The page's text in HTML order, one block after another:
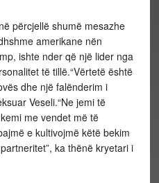
përcjellë shumë mesazhe
amerikane nën
ishte nder që një lider nga
të tillë.“Vërtetë është
dhe një falënderim i
Veseli.“Ne jemi të
me vendet më të
e kultivojmë këtë bekim
ka thënë kryetari i